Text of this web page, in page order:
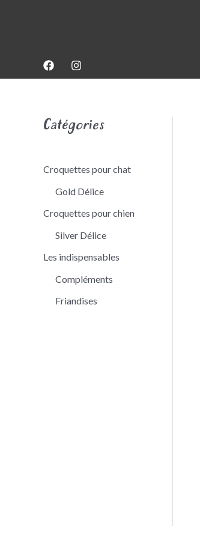
Catégories
Croquettes pour chat
Gold Délice
Croquettes pour chien
Silver Délice
Les indispensables
Compléments
Friandises